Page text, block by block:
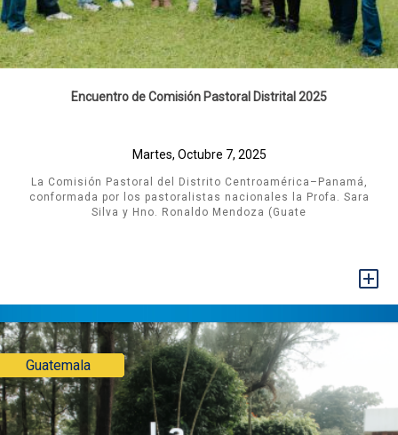
Encuentro de Comisión Pastoral Distrital 2025
Martes, Octubre 7, 2025
La Comisión Pastoral del Distrito Centroamérica–Panamá,
conformada por los pastoralistas nacionales la Profa. Sara
Silva y Hno. Ronaldo Mendoza (Guate
+
Guatemala